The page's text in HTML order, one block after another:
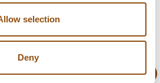
selection
Deny